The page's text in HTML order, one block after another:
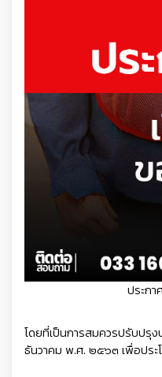
ประก
โดยที่เป็นการสมควรปรับปรุง
ธันวาคม พ.ศ. ๒๕๖๓ เพื่อประ